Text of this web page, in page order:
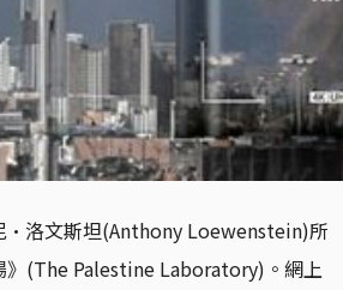
·洛文斯坦(Anthony Loewenstein)所
》(The Palestine Laboratory)。網上